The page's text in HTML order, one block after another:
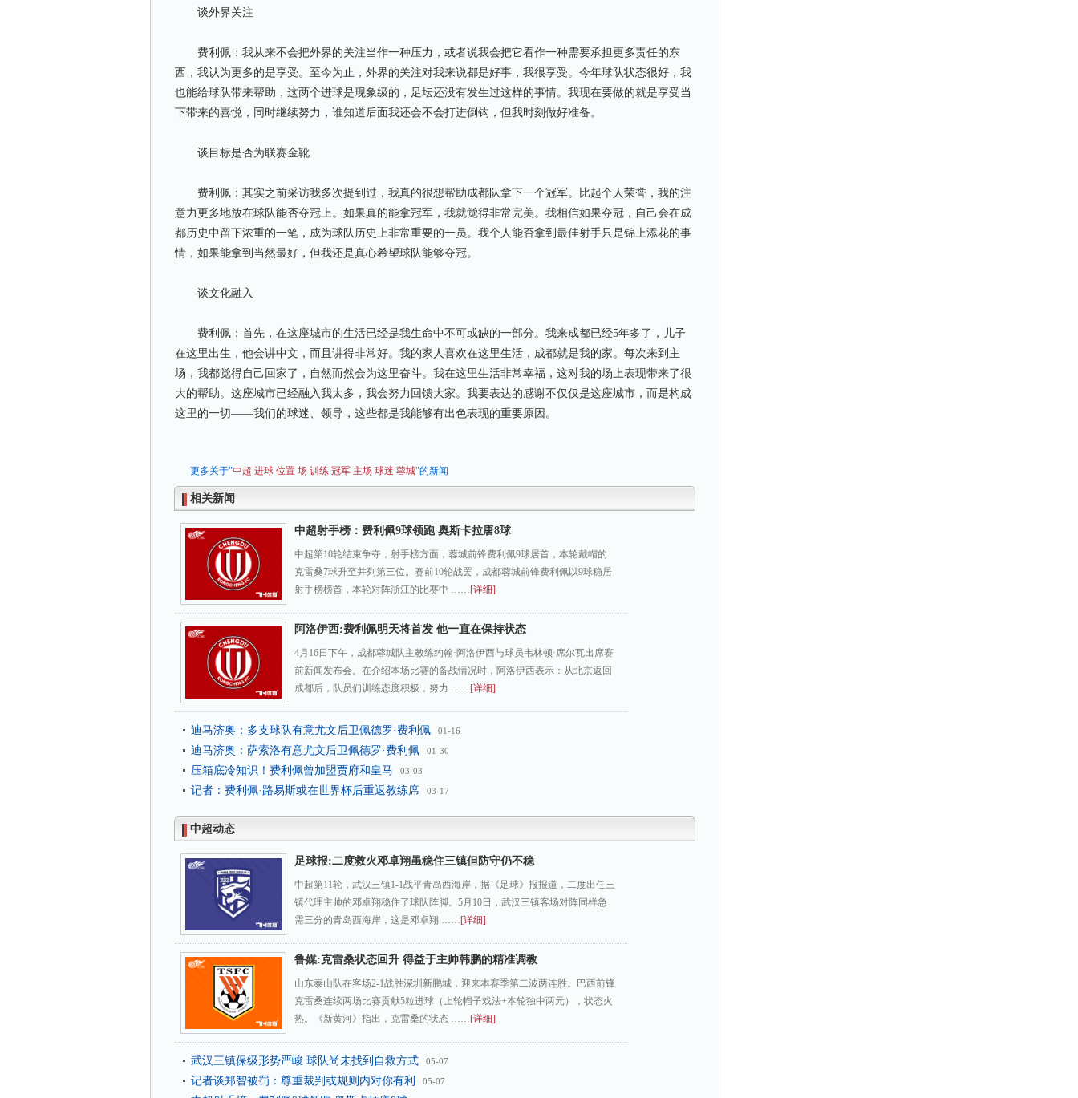
谈外界关注
费利佩：我从来不会把外界的关注当作一种压力，或者说我会把它看作一种需要承担更多责任的东
西，我认为更多的是享受。至今为止，外界的关注对我来说都是好事，我很享受。今年球队状态很好，我
也能给球队带来帮助，这两个进球是现象级的，足坛还没有发生过这样的事情。我现在要做的就是享受当
下带来的喜悦，同时继续努力，谁知道后面我还会不会打进倒钩，但我时刻做好准备。
谈目标是否为联赛金靴
费利佩：其实之前采访我多次提到过，我真的很想帮助成都队拿下一个冠军。比起个人荣誉，我的注
意力更多地放在球队能否夺冠上。如果真的能拿冠军，我就觉得非常完美。我相信如果夺冠，自己会在成
都历史中留下浓重的一笔，成为球队历史上非常重要的一员。我个人能否拿到最佳射手只是锦上添花的事
情，如果能拿到当然最好，但我还是真心希望球队能够夺冠。
谈文化融入
费利佩：首先，在这座城市的生活已经是我生命中不可或缺的一部分。我来成都已经5年多了，儿子
在这里出生，他会讲中文，而且讲得非常好。我的家人喜欢在这里生活，成都就是我的家。每次来到主
场，我都觉得自己回家了，自然而然会为这里奋斗。我在这里生活非常幸福，这对我的场上表现带来了很
大的帮助。这座城市已经融入我太多，我会努力回馈大家。我要表达的感谢不仅仅是这座城市，而是构成
这里的一切——我们的球迷、领导，这些都是我能够有出色表现的重要原因。
更多关于"中超 进球 位置 场 训练 冠军 主场 球迷 蓉城"的新闻
相关新闻
中超射手榜：费利佩9球领跑 奥斯卡拉唐8球
中超第10轮结束争夺，射手榜方面，蓉城前锋费利佩9球居首，本轮戴帽的
克雷桑7球升至并列第三位。赛前10轮战罢，成都蓉城前锋费利佩以9球稳居
射手榜榜首，本轮对阵浙江的比赛中 ……[详细]
阿洛伊西:费利佩明天将首发 他一直在保持状态
4月16日下午，成都蓉城队主教练约翰·阿洛伊西与球员韦林顿·席尔瓦出席赛
前新闻发布会。在介绍本场比赛的备战情况时，阿洛伊西表示：从北京返回
成都后，队员们训练态度积极，努力 ……[详细]
迪马济奥：多支球队有意尤文后卫佩德罗·费利佩 01-16
迪马济奥：萨索洛有意尤文后卫佩德罗·费利佩 01-30
压箱底冷知识！费利佩曾加盟贾府和皇马 03-03
记者：费利佩·路易斯或在世界杯后重返教练席 03-17
中超动态
足球报:二度救火邓卓翔虽稳住三镇但防守仍不稳
中超第11轮，武汉三镇1-1战平青岛西海岸，据《足球》报报道，二度出任三
镇代理主帅的邓卓翔稳住了球队阵脚。5月10日，武汉三镇客场对阵同样急
需三分的青岛西海岸，这是邓卓翔 ……[详细]
鲁媒:克雷桑状态回升 得益于主帅韩鹏的精准调教
山东泰山队在客场2-1战胜深圳新鹏城，迎来本赛季第二波两连胜。巴西前锋
克雷桑连续两场比赛贡献5粒进球（上轮帽子戏法+本轮独中两元），状态火
热。《新黄河》指出，克雷桑的状态 ……[详细]
武汉三镇保级形势严峻 球队尚未找到自救方式 05-07
记者谈郑智被罚：尊重裁判或规则内对你有利 05-07